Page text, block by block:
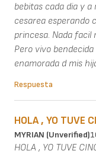
bebitas cada dia y
cesarea esperando
princesa. Nada facil
Pero vivo
enamorada d mis
Respuesta
HOLA , YO TUVE
MYRIAN (unverified)
HOLA , YO TUVE